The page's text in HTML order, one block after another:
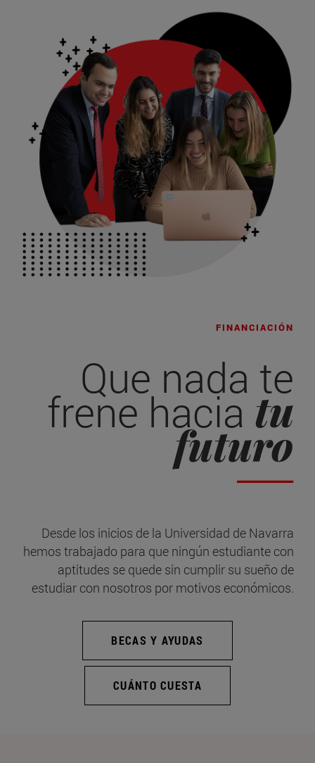
FINANCIACIÓN
Que nada te
frene haciatu
futuro
Desde los inicios de la Universidad de Navarra
hemos trabajado para que ningún estudiante con
aptitudes se quede sin cumplir su sueño de
estudiar con nosotros por motivos económicos.
BECAS Y AYUDAS
CUÁNTO CUESTA